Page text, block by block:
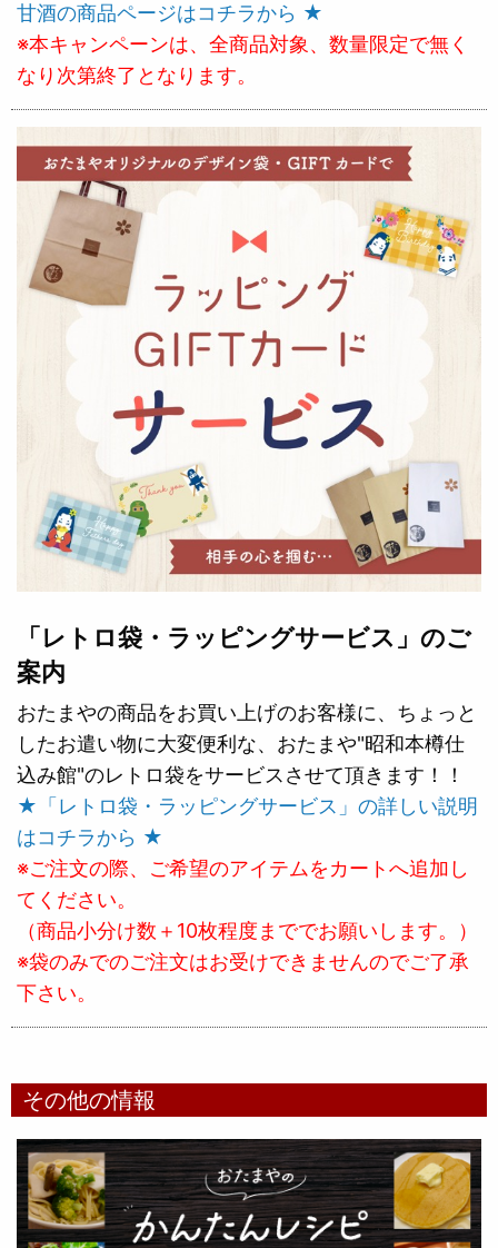
甘酒の商品ページはコチラから ★
※本キャンペーンは、全商品対象、数量限定で無く
なり次第終了となります。
「レトロ袋・ラッピングサービス」のご
案内
おたまやの商品をお買い上げのお客様に、ちょっと
したお遣い物に大変便利な、おたまや"昭和本樽仕
込み館"のレトロ袋をサービスさせて頂きます！！
★「レトロ袋・ラッピングサービス」の詳しい説明
はコチラから ★
※ご注文の際、ご希望のアイテムをカートへ追加し
てください。
（商品小分け数＋10枚程度まででお願いします。）
※袋のみでのご注文はお受けできませんのでご了承
下さい。
その他の情報